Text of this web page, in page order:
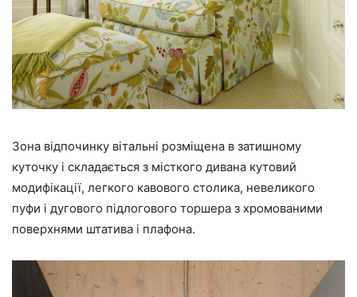
Зона відпочинку вітальні розміщена в затишному
куточку і складається з місткого дивана кутовий
модифікації, легкого кавового столика, невеликого
пуфи і дугового підлогового торшера з хромованими
поверхнями штатива і плафона.